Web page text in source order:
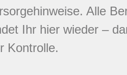
Alle
Ihr hier wieder –
Kontrolle.